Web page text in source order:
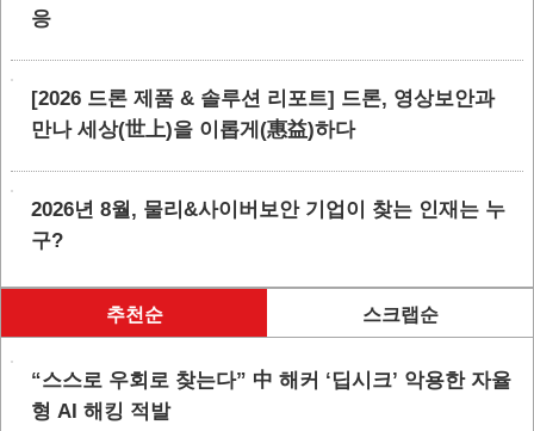
응
[2026 드론 제품 & 솔루션 리포트] 드론, 영상보안과
만나 세상(世上)을 이롭게(惠益)하다
2026년 8월, 물리&사이버보안 기업이 찾는 인재는 누
구?
추천순 스크랩순
“스스로 우회로 찾는다” 中 해커 ‘딥시크’ 악용한 자율
형 AI 해킹 적발